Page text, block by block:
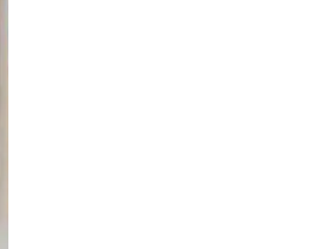
o dedo na tela.